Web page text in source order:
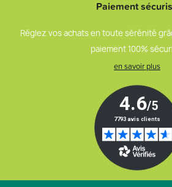
Paiement
Réglez vos achats en toute sérénité
paiement 100%
en savoir plus